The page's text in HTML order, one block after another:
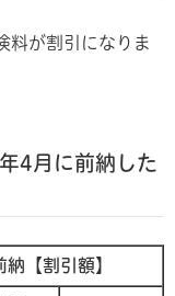
料が割引になりま
4月に前納した
納【割引額】